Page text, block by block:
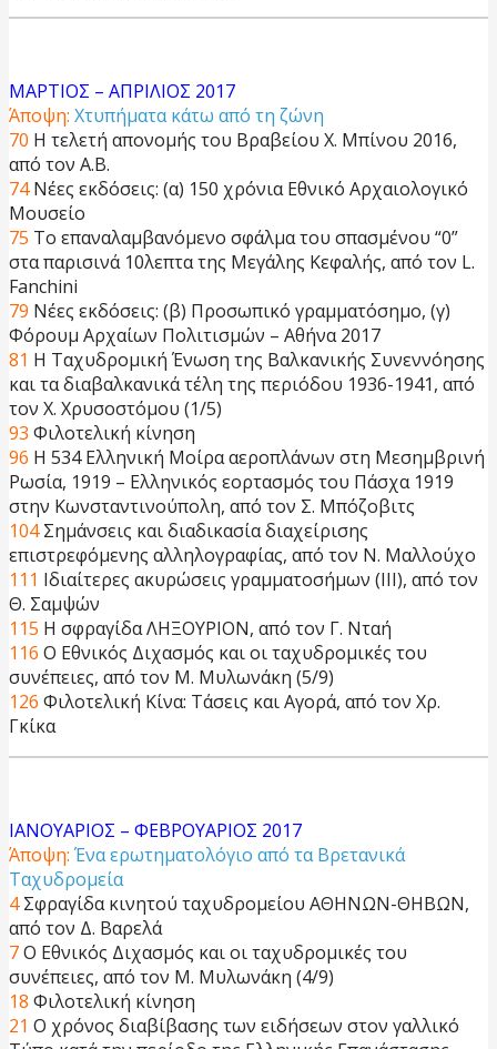
ΜΑΡΤΙΟΣ – ΑΠΡΙΛΙΟΣ 2017
Άποψη: Χτυπήματα κάτω από τη ζώνη
70 Η τελετή απονομής του Βραβείου Χ. Μπίνου 2016,
από τον Α.Β.
74Νέες εκδόσεις: (α) 150 χρόνια Εθνικό Αρχαιολογικό
Μουσείο
75 Το επαναλαμβανόμενο σφάλμα του σπασμένου “0”
στα παρισινά 10λεπτα της Μεγάλης Κεφαλής, από τον L.
Fanchini
79 Νέες εκδόσεις: (β) Προσωπικό γραμματόσημο, (γ)
Φόρουμ Αρχαίων Πολιτισμών – Αθήνα 2017
81 H Ταχυδρομική Ένωση της Βαλκανικής Συνεννόησης
και τα διαβαλκανικά τέλη της περιόδου 1936-1941, από
τον Χ. Χρυσοστόμου (1/5)
93 Φιλοτελική κίνηση
96 Η 534 Ελληνική Μοίρα αεροπλάνων στη Μεσημβρινή
Ρωσία, 1919 – Ελληνικός εορτασμός του Πάσχα 1919
στην Κωνσταντινούπολη, από τον Σ. Μπόζοβιτς
104Σημάνσεις και διαδικασία διαχείρισης
επιστρεφόμενης αλληλογραφίας, από τον Ν. Μαλλούχο
111 Ιδιαίτερες ακυρώσεις γραμματοσήμων (III), από τον
Θ. Σαμψών
115 Η σφραγίδα ΛΗΞΟΥΡΙΟΝ, από τον Γ. Νταή
116 Ο Εθνικός Διχασμός και οι ταχυδρομικές του
συνέπειες, από τον Μ. Μυλωνάκη (5/9)
126 Φιλοτελική Κίνα: Τάσεις και Αγορά, από τον Χρ.
Γκίκα
ΙΑΝΟΥΑΡΙΟΣ – ΦΕΒΡΟΥΑΡΙΟΣ 2017
Άποψη: Ένα ερωτηματολόγιο από τα Βρετανικά
Ταχυδρομεία
4Σφραγίδα κινητού ταχυδρομείου ΑΘΗΝΩΝ-ΘΗΒΩΝ,
από τον Δ. Βαρελά
7Ο Εθνικός Διχασμός και οι ταχυδρομικές του
συνέπειες, από τον Μ. Μυλωνάκη (4/9)
18 Φιλοτελική κίνηση
21 Ο χρόνος διαβίβασης των ειδήσεων στον γαλλικό